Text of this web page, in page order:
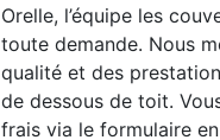
Orelle, l’équipe les
toute demande. Nous
qualité et des
de dessous de toit.
frais via le formulaire